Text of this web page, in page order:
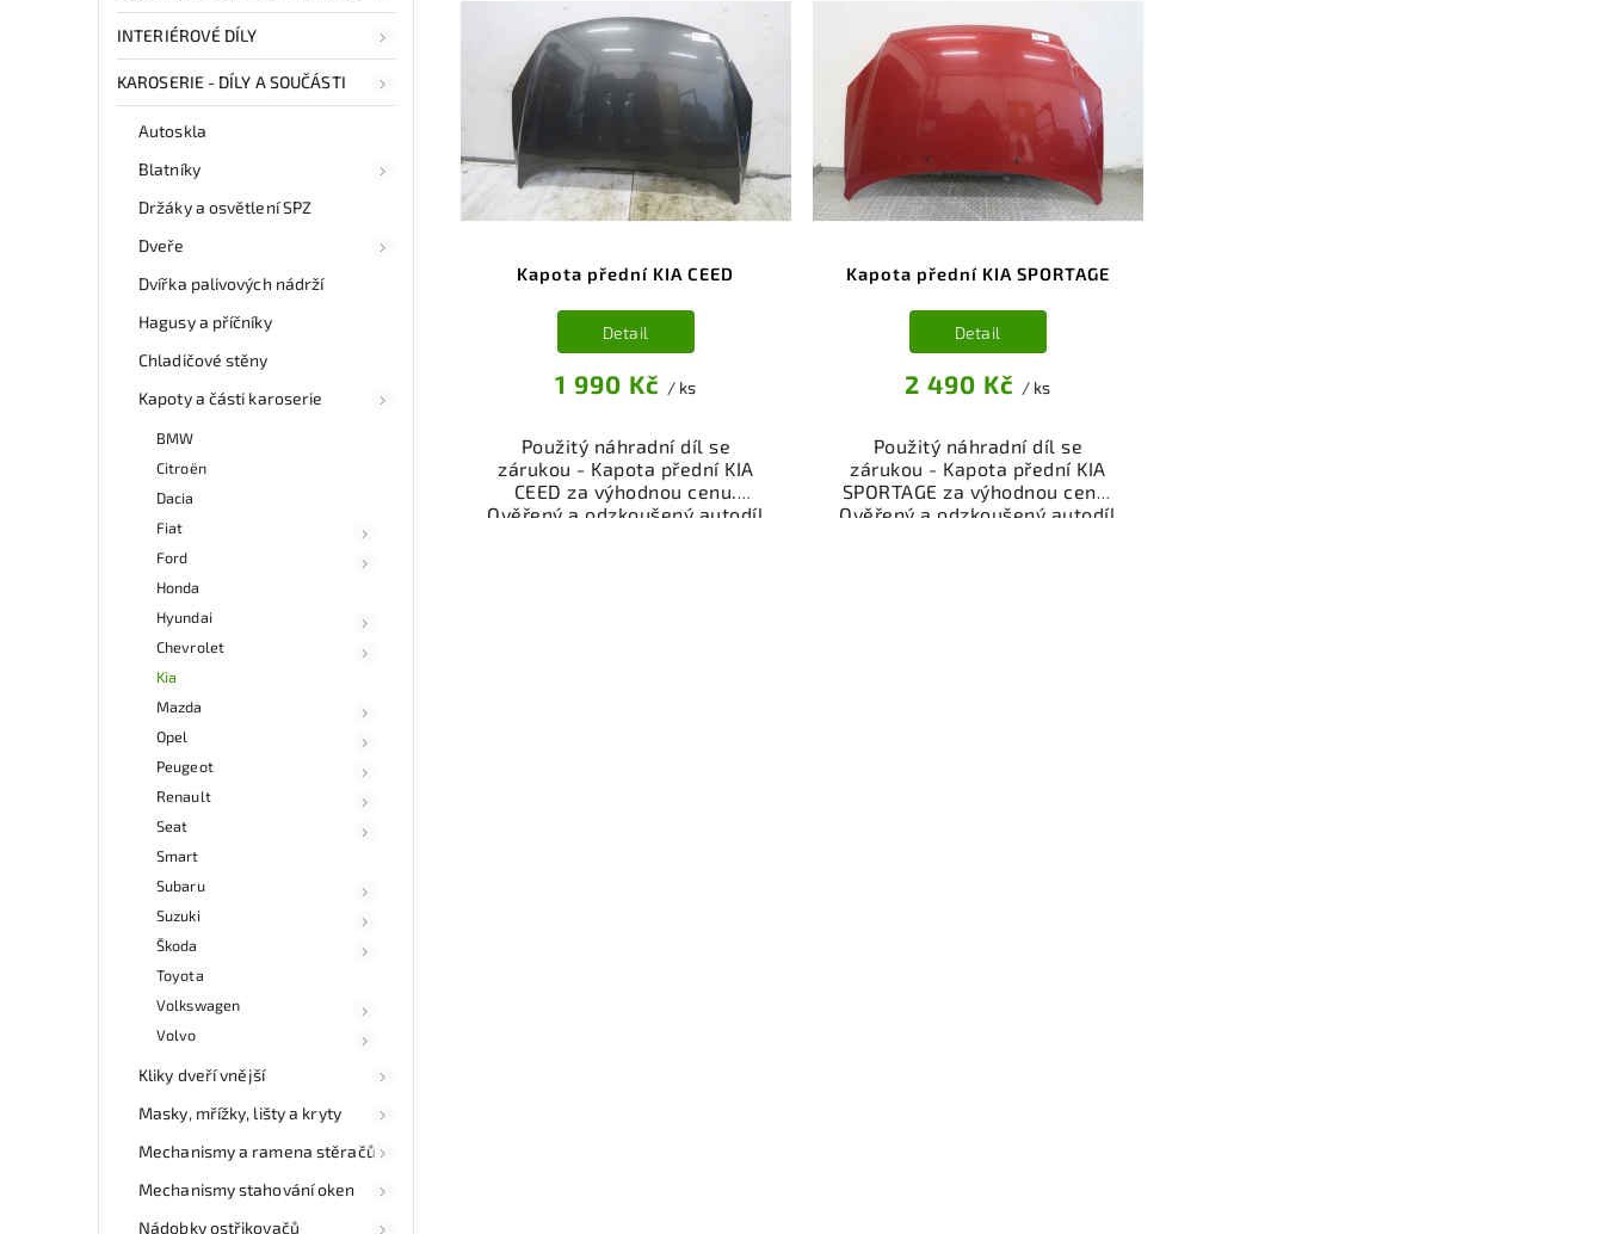
INTERIÉROVÉ DÍLY
KAROSERIE - DÍLY A SOUČÁSTI
Autoskla
Blatníky
Držáky a osvětlení SPZ
Dveře
Dvířka palivových nádrží
Hagusy a příčníky
Chladičové stěny
Kapoty a části karoserie
BMW
Citroën
Dacia
Fiat
Ford
Honda
Hyundai
Chevrolet
Kia
Mazda
Opel
Peugeot
Renault
Seat
Smart
Subaru
Suzuki
Škoda
Toyota
Volkswagen
Volvo
Kliky dveří vnější
Masky, mřížky, lišty a kryty
Mechanismy a ramena stěračů
Mechanismy stahování oken
Nádobky ostřikovačů
Kapota přední KIA CEED
1 990 Kč / ks
Detail
Použitý náhradní díl se
zárukou - Kapota přední KIA
CEED za výhodnou cenu.
Ověřený a odzkoušený autodíl
Kapota přední KIA SPORTAGE
2 490 Kč / ks
Detail
Použitý náhradní díl se
zárukou - Kapota přední KIA
SPORTAGE za výhodnou cenu.
Ověřený a odzkoušený autodíl